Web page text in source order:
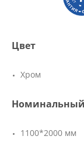
Цвет
Хром
1100*2000 мм